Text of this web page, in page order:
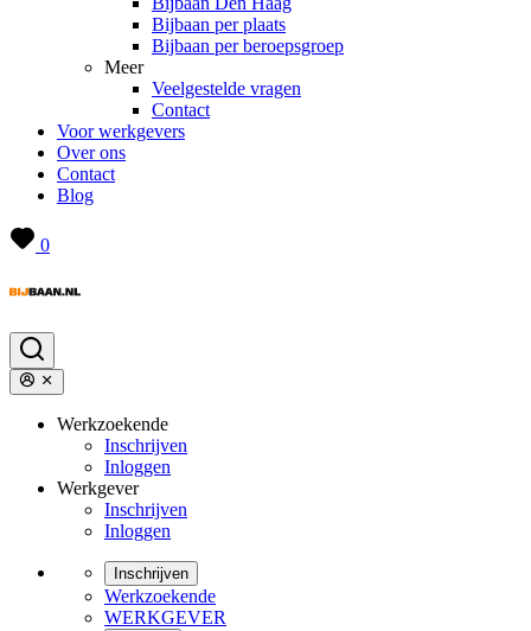
Bijbaan per plaats
Bijbaan per beroepsgroep
Meer
Veelgestelde vragen
Contact
Voor werkgevers
Over ons
Contact
Blog
0
Werkzoekende
Inschrijven
Inloggen
Werkgever
Inschrijven
Inloggen
Inschrijven
Werkzoekende
WERKGEVER